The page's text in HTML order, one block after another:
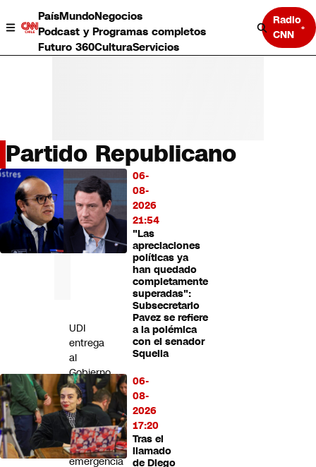
PaísMundoNegocios
Podcast y Programas completos
Futuro 360CulturaServicios
Radio
CNN
País
Mundo
Negocios
Deportes
Programas completos
Cultura
Partido Republicano
06-
08-
2026
21:54
"Las
apreciaciones
políticas ya
han quedado
completamente
superadas":
Subsecretario
Pavez se refiere
a la polémica
con el senador
Squella
06-
08-
2026
17:20
Tras el
llamado
de Diego
LO
MÁS
LEÍDO
UDI
entrega
al
Gobierno
20
propuestas
para
enfrentar
la
emergencia